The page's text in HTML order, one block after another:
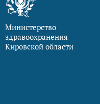
Министерство
здравоохранения
Кировской области